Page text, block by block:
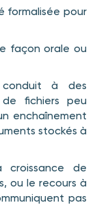
formalisée pour
façon orale ou
à des
fichiers peu
enchaînement
stockés à
croissance de
ou le recours à
pas